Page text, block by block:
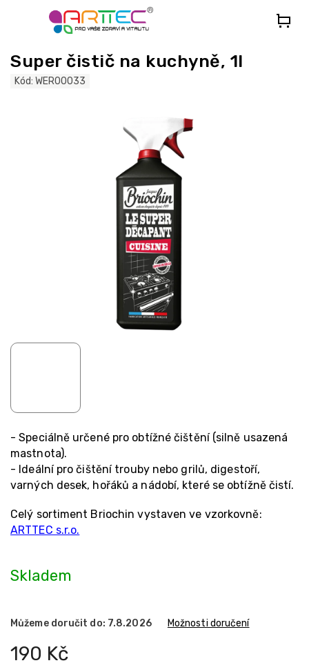
Super čistič na kuchyně, 1l
Kód: WER00033
190 Kč
Skladem
Můžeme doručit do: 7.8.2026 Možnosti doručení
- Speciálně určené pro obtížné čištění (silně usazená
mastnota).
- Ideální pro čištění trouby nebo grilů, digestoří,
varných desek, hořáků a nádobí, které se obtížně čistí.
Celý sortiment Briochin vystaven ve vzorkovně:
ARTTEC s.r.o.